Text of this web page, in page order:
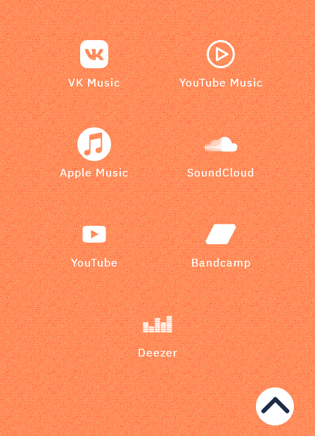
VK Music YouTube Music
Apple Music SoundCloud
YouTube Bandcamp
Deezer